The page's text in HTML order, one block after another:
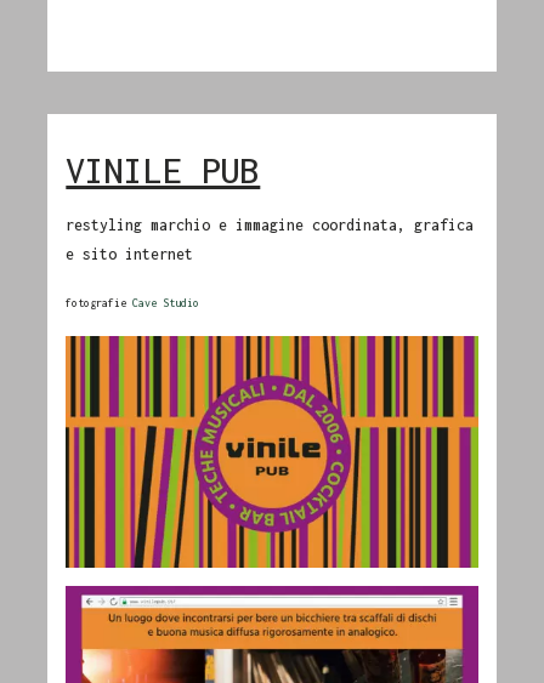
VINILE PUB
restyling marchio e immagine coordinata, grafica
e sito internet
fotografieCave Studio